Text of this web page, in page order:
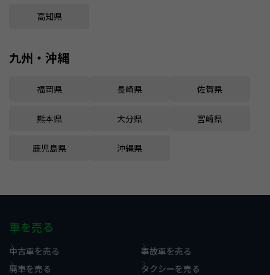
高知県
九州・沖縄
福岡県 長崎県 佐賀県
熊本県 大分県 宮崎県
鹿児島県 沖縄県
車を売る
中古車を売る
事故車を売る
廃車を売る
タクシーを売る